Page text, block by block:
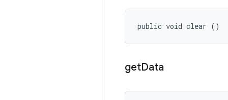
public void clear ()
getData